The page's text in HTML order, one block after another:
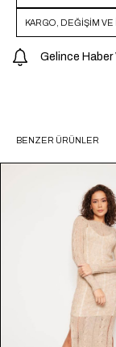
KARGO, DEĞİŞİM VE
Gelince Haber
BENZER ÜRÜNLER